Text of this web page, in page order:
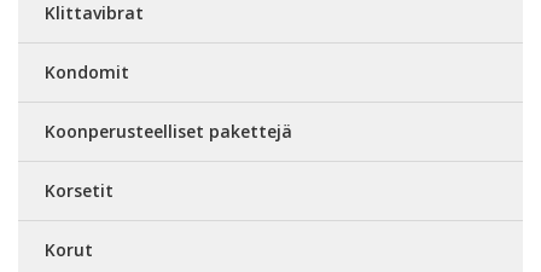
Klittavibrat
Kondomit
Koonperusteelliset pakettejä
Korsetit
Korut